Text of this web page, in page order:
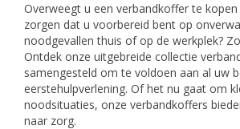
Overweegt u een verbandkoffer te
zorgen dat u voorbereid bent op
noodgevallen thuis of op de werkplek?
Ontdek onze uitgebreide collectie
samengesteld om te voldoen aan al uw
eerstehulpverlening. Of het nu gaat om
noodsituaties, onze verbandkoffers
naar zorg.